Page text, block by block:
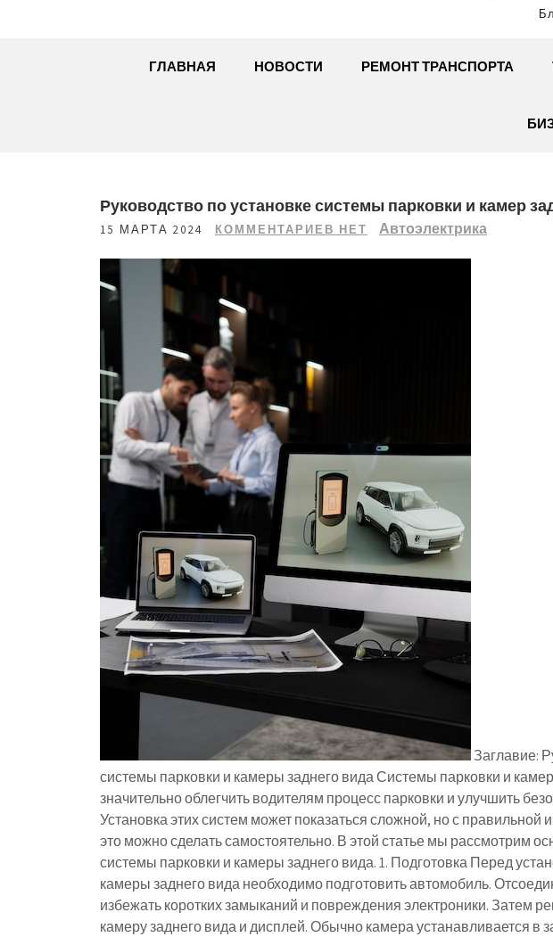
ГЛАВНАЯ НОВОСТИ РЕМОНТ ТРАНСПОРТА
Руководство по установке системы парковки и камер
15 МАРТА 2024 КОММЕНТАРИЕВ НЕТ Автоэлектрика
Заглавие:
системы парковки и камеры заднего вида Системы парковки и
значительно облегчить водителям процесс парковки и улучшить
Установка этих систем может показаться сложной, но с правильной
это можно сделать самостоятельно. В этой статье мы рассмотрим
системы парковки и камеры заднего вида. 1. Подготовка Перед
камеры заднего вида необходимо подготовить автомобиль.
избежать коротких замыканий и повреждения электроники. Затем
камеру заднего вида и дисплей. Обычно камера устанавливается в